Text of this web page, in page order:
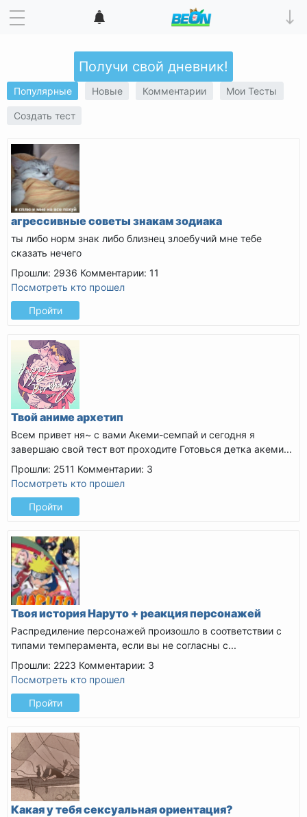
Получи свой дневник!
Популярные Новые Комментарии Мои Тесты
Создать тест
агрессивные советы знакам зодиака
ты либо норм знак либо близнец злоебучий мне тебе
сказать нечего
Прошли: 2936 Комментарии: 11
Посмотреть кто прошел
Пройти
Твой аниме архетип
Всем привет ня~ с вами Акеми-семпай и сегодня я
завершаю свой тест вот проходите Готовься детка акеми...
Прошли: 2511 Комментарии: 3
Посмотреть кто прошел
Пройти
Твоя история Наруто + реакция персонажей
Распредиление персонажей произошло в соответствии с
типами темперамента, если вы не согласны с...
Прошли: 2223 Комментарии: 3
Посмотреть кто прошел
Пройти
Какая у тебя сексуальная ориентация?